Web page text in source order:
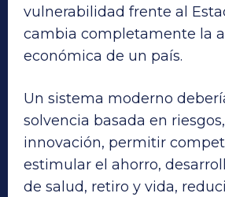
vulnerabilidad frente al
cambia completamente la
económica de un país.
Un sistema moderno
solvencia basada en
innovación, permitir
estimular el ahorro,
de salud, retiro y vida,